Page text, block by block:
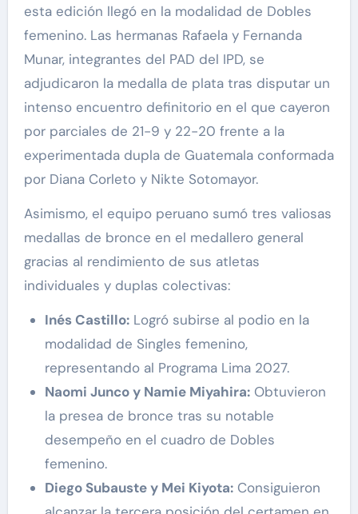
esta edición llegó en la modalidad de Dobles
femenino. Las hermanas Rafaela y Fernanda
Munar, integrantes del PAD del IPD, se
adjudicaron la medalla de plata tras disputar un
intenso encuentro definitorio en el que cayeron
por parciales de 21-9 y 22-20 frente a la
experimentada dupla de Guatemala conformada
por Diana Corleto y Nikte Sotomayor.
Asimismo, el equipo peruano sumó tres valiosas
medallas de bronce en el medallero general
gracias al rendimiento de sus atletas
individuales y duplas colectivas:
Inés Castillo:Logró subirse al podio en la
modalidad de Singles femenino,
representando al Programa Lima 2027.
Naomi Junco y Namie Miyahira:Obtuvieron
la presea de bronce tras su notable
desempeño en el cuadro de Dobles
femenino.
Diego Subauste y Mei Kiyota:Consiguieron